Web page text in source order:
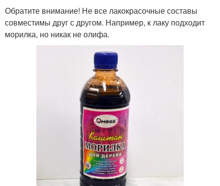
Обратите внимание! Не все лакокрасочные составы
совместимы друг с другом. Например, к лаку подходит
морилка, но никак не олифа.